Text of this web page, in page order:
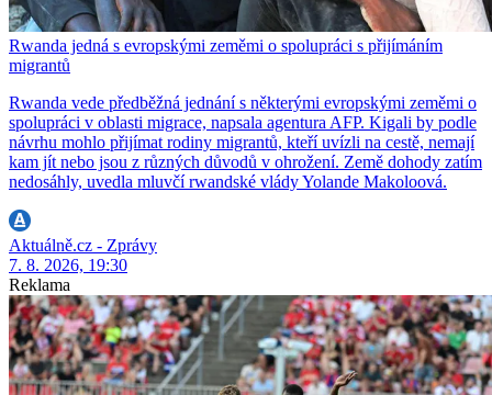
Rwanda jedná s evropskými zeměmi o spolupráci s přijímáním
migrantů
Rwanda vede předběžná jednání s některými evropskými zeměmi o
spolupráci v oblasti migrace, napsala agentura AFP. Kigali by podle
návrhu mohlo přijímat rodiny migrantů, kteří uvízli na cestě, nemají
kam jít nebo jsou z různých důvodů v ohrožení. Země dohody zatím
nedosáhly, uvedla mluvčí rwandské vlády Yolande Makoloová.
Aktuálně.cz - Zprávy
7. 8. 2026, 19:30
Reklama